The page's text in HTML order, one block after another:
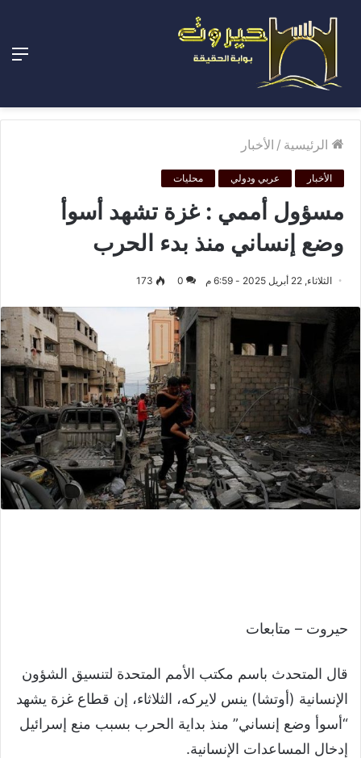
الرئيسية / الأخبار
الأخبار عربي ودولي محليات
مسؤول أممي : غزة تشهد أسوأ
وضع إنساني منذ بدء الحرب
الثلاثاء, 22 أبريل 2025 - 6:59 م 0
173
حيروت – متابعات
قال المتحدث باسم مكتب الأمم المتحدة لتنسيق الشؤون
الإنسانية (أوتشا) ينس لايركه، الثلاثاء، إن قطاع غزة يشهد
“أسوأ وضع إنساني” منذ بداية الحرب بسبب منع إسرائيل
إدخال المساعدات الإنسانية.